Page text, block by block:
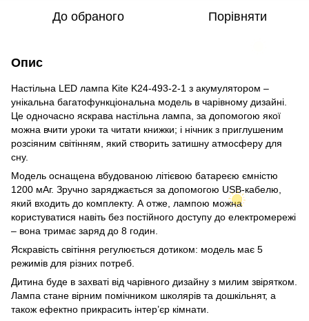
До обраного Порівняти
Опис
Настільна LED лампа Kite K24-493-2-1 з акумулятором –
унікальна багатофункціональна модель в чарівному дизайні.
Це одночасно яскрава настільна лампа, за допомогою якої
можна вчити уроки та читати книжки; і нічник з приглушеним
розсіяним світінням, який створить затишну атмосферу для
сну.
Модель оснащена вбудованою літієвою батареєю ємністю
1200 мАг. Зручно заряджається за допомогою USB-кабелю,
який входить до комплекту. А отже, лампою можна
користуватися навіть без постійного доступу до електромережі
– вона тримає заряд до 8 годин.
Яскравість світіння регулюється дотиком: модель має 5
режимів для різних потреб.
Дитина буде в захваті від чарівного дизайну з милим звірятком.
Лампа стане вірним помічником школярів та дошкільнят, а
також ефектно прикрасить інтер’єр кімнати.